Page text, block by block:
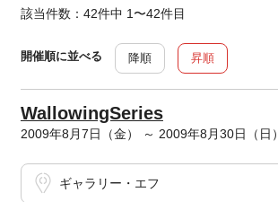
該当件数：42件中 1〜42件目
開催順に並べる 降順 昇順
WallowingSeries
2009年8月7日（金） ～ 2009年8月30日（日）
ギャラリー・エフ